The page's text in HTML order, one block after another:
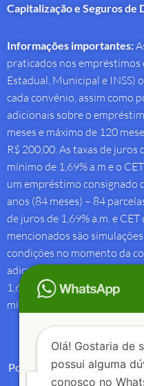
Capitalização e Seguros de
Informações importantes:
praticados nos empréstimos
Estadual, Municipal e INSS)
cada convênio, assim como
adicionais sobre o
meses e máximo de 120
R$ 200,00. As taxas de juros
mínimo de 1,69% a.m e o
um empréstimo consignado
anos (84 meses) – 84
de juros de 1,69% a.m. e
mencionados são
condições no momento da
adicionais sobre
1,69% a.m e Custo Efetivo
mínimo de 1,88% a.m.
Política de Privacidade
Olá! Gostaria de
possui alguma
conosco no